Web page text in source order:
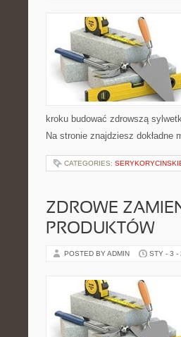
kroku budować zdrowszą
Na stronie znajdziesz dokładne
CATEGORIES:
ZDROWE
PRODUKTÓW
POSTED BY ADMIN STY - 3 -